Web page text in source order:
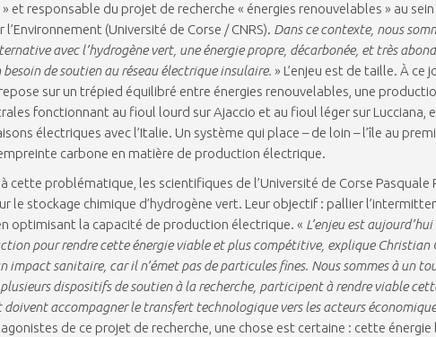
et responsable du projet de recherche « énergies renouvelables » au sein
(Université de Corse / CNRS). Dans ce contexte, nous
avec l’hydrogène vert, une énergie propre, décarbonée, et très
besoin de soutien au réseau électrique insulaire. » L’enjeu est de taille. À ce
sur un trépied équilibré entre énergies renouvelables, une
fonctionnant au fioul lourd sur Ajaccio et au fioul léger sur Lucciana,
électriques avec l’Italie. Un système qui place – de loin – l’île au
carbone en matière de production électrique.
cette problématique, les scientifiques de l’Université de Corse Pasquale
le stockage chimique d’hydrogène vert. Leur objectif : pallier
optimisant la capacité de production électrique. « L’enjeu est
pour rendre cette énergie viable et plus compétitive, explique Christian
impact sanitaire, car il n’émet pas de particules fines. Nous sommes à un
dispositifs de soutien à la recherche, participent à rendre viable
accompagner le transfert technologique vers les acteurs
de ce projet de recherche, une chose est certaine : cette énergie